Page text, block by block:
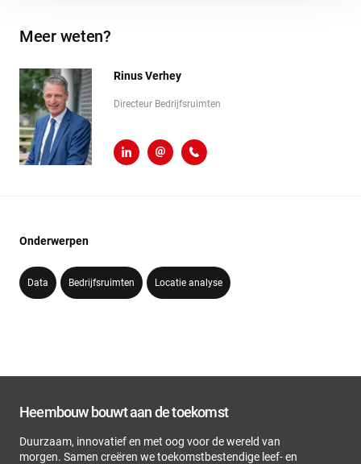
Meer weten?
Rinus Verhey
Directeur Bedrijfsruimten
LinkedInr.verhey@heembouw.nl
071 - 332 00 50
Onderwerpen
Data Bedrijfsruimten Locatie analyse
Heembouw bouwt aan de toekomst
Duurzaam, innovatief en met oog voor de wereld van
morgen. Samen creëren we toekomstbestendige leef- en